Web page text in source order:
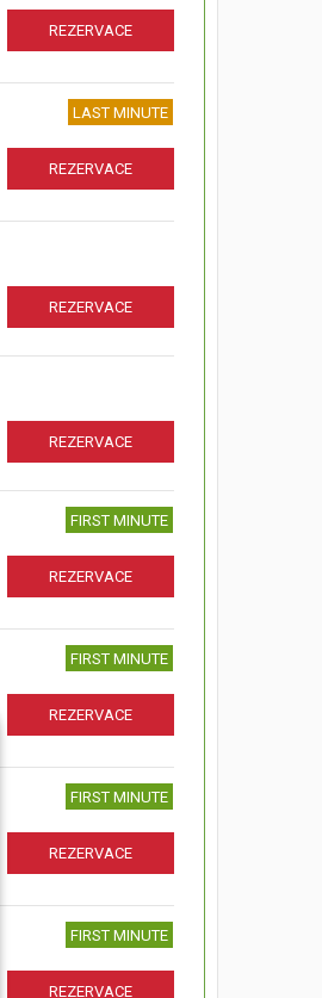
REZERVACE
LAST MINUTE
REZERVACE
REZERVACE
REZERVACE
FIRST MINUTE
REZERVACE
FIRST MINUTE
REZERVACE
FIRST MINUTE
REZERVACE
FIRST MINUTE
REZERVACE